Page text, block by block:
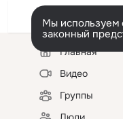
Мы используем
законный
Левая
колонкаГлавная
Видео
Группы